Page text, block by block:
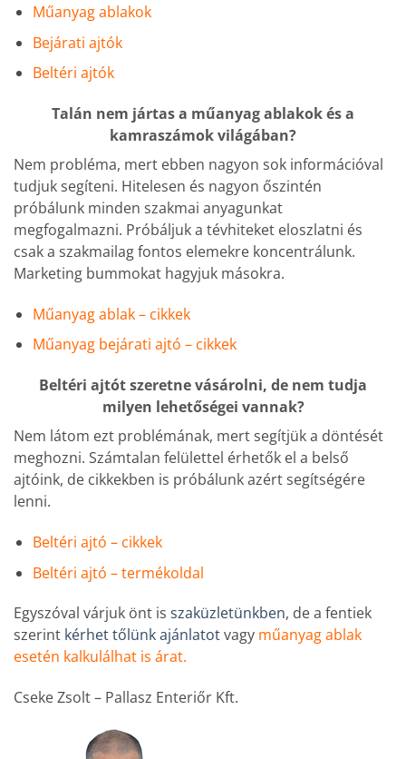
Műanyag ablakok
Bejárati ajtók
Beltéri ajtók
Talán nem jártas a műanyag ablakok és a
kamraszámok világában?
Nem probléma, mert ebben nagyon sok információval
tudjuk segíteni. Hitelesen és nagyon őszintén
próbálunk minden szakmai anyagunkat
megfogalmazni. Próbáljuk a tévhiteket eloszlatni és
csak a szakmailag fontos elemekre koncentrálunk.
Marketing bummokat hagyjuk másokra.
Műanyag ablak – cikkek
Műanyag bejárati ajtó – cikkek
Beltéri ajtót szeretne vásárolni, de nem tudja
milyen lehetőségei vannak?
Nem látom ezt problémának, mert segítjük a döntését
meghozni. Számtalan felülettel érhetők el a belső
ajtóink, de cikkekben is próbálunk azért segítségére
lenni.
Beltéri ajtó – cikkek
Beltéri ajtó – termékoldal
Egyszóval várjuk önt is szaküzletünkben, de a fentiek
szerint kérhet tőlünk ajánlatotvagy műanyag ablak
esetén kalkulálhat is árat.
Cseke Zsolt – Pallasz Enteriőr Kft.